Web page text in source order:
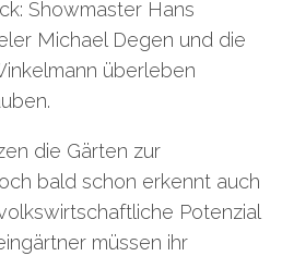
Showmaster Hans
Michael Degen und die
überleben
die Gärten zur
bald schon erkennt auch
Potenzial
müssen ihr